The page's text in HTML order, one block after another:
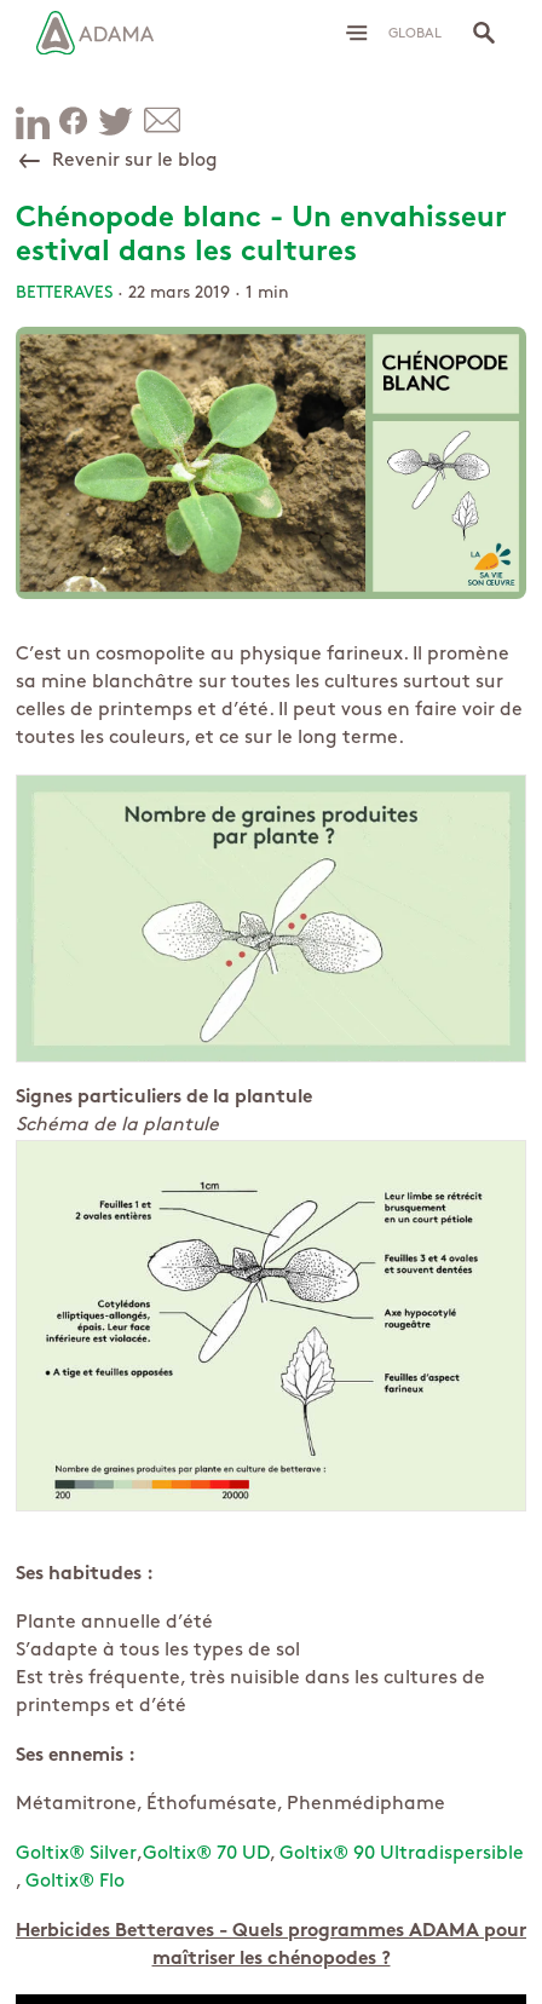
GLOBAL
Revenir sur le blog
Chénopode blanc - Un envahisseur
estival dans les cultures
BETTERAVES· 22 mars 2019 · 1 min
C’est un cosmopolite au physique farineux. Il promène
sa mine blanchâtre sur toutes les cultures surtout sur
celles de printemps et d’été. Il peut vous en faire voir de
toutes les couleurs, et ce sur le long terme.
Signes particuliers de la plantule
Schéma de la plantule
Ses habitudes :
Plante annuelle d’été
S’adapte à tous les types de sol
Est très fréquente, très nuisible dans les cultures de
printemps et d’été
Ses ennemis :
Métamitrone, Éthofumésate, Phenmédiphame
Goltix® Silver,Goltix® 70 UD, Goltix® 90 Ultradispersible
, Goltix® Flo
Herbicides Betteraves - Quels programmes ADAMA pour
maîtriser les chénopodes ?